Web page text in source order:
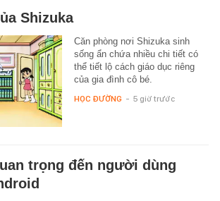
Shizuka
Căn phòng nơi Shizuka sinh
sống ẩn chứa nhiều chi tiết có
thể tiết lộ cách giáo dục riêng
của gia đình cô bé.
HỌC ĐƯỜNG - 5 giờ trước
trọng đến người dùng